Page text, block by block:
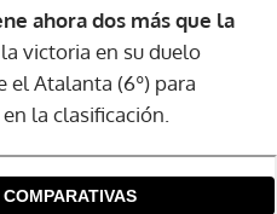
ahora dos más que la
victoria en su duelo
Atalanta (6º) para
la clasificación.